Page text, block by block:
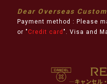
Dear Overseas
Payment method : Please
or " Credit card ". Visa and